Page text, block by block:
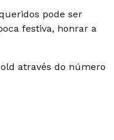
pode ser
festiva, honrar a
através do número